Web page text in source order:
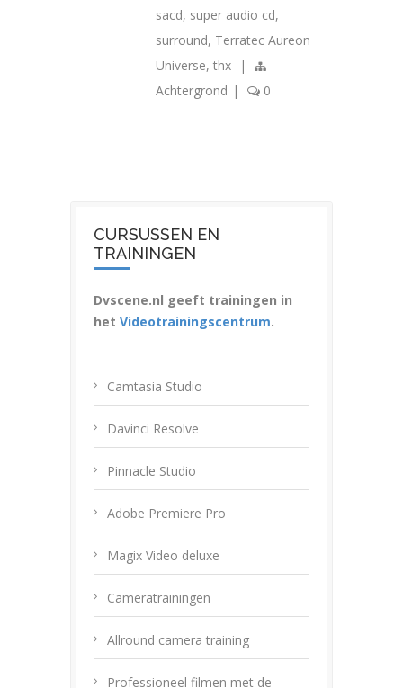
sacd, super audio cd,
surround, Terratec Aureon
Universe, thx
|
Achtergrond | 0
CURSUSSEN EN
TRAININGEN
Dvscene.nl geeft trainingen in
het Videotrainingscentrum.
Camtasia Studio
Davinci Resolve
Pinnacle Studio
Adobe Premiere Pro
Magix Video deluxe
Cameratrainingen
Allround camera training
Professioneel filmen met de